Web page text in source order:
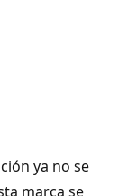
ya no se
marca se